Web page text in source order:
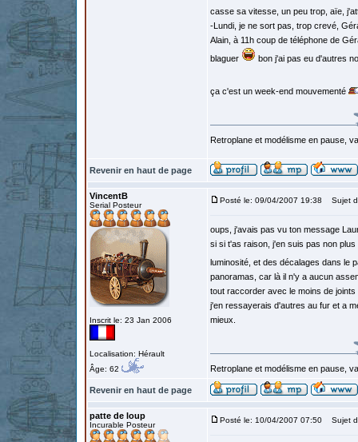
casse sa vitesse, un peu trop, aïe,
-Lundi, je ne sort pas, trop crevé,
Alain, à 11h coup de téléphone de
blaguer
bon j'ai pas eu d'autres
ça c'est un week-end mouvementé
Retroplane et modélisme en pause,
Revenir en haut de page
VincentB
Serial Posteur
Inscrit le: 23 Jan 2006
Localisation: Hérault
Âge: 62
Posté le: 09/04/2007 19:38 Sujet
oups, j'avais pas vu ton message
si si t'as raison, j'en suis pas non
luminosité, et des décalages dans le
panoramas, car là il n'y a aucun
tout raccorder avec le moins de
j'en ressayerais d'autres au fur et a
mieux.
Retroplane et modélisme en pause,
Revenir en haut de page
patte de loup
Incurable Posteur
Posté le: 10/04/2007 07:50 Sujet